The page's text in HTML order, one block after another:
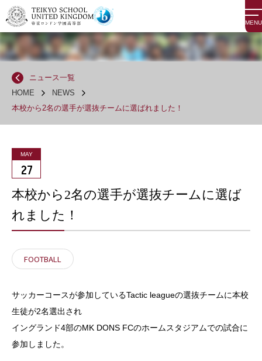
MENU
ニュース一覧
HOME
NEWS
本校から2名の選手が選抜チームに選ばれました！
MAY
27
本校から2名の選手が選抜チームに選ば
れました！
FOOTBALL
サッカーコースが参加しているTactic leagueの選抜チームに本校
生徒が2名選出され
イングランド4部のMK DONS FCのホームスタジアムでの試合に
参加しました。